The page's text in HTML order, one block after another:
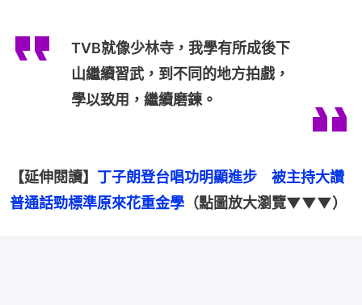
TVB就像少林寺，我學有所成後下
山繼續習武，到不同的地方拍戲，
學以致用，繼續磨鍊。
【延伸閱讀】 丁子朗登台唱功明顯進步　被主持大讚
普通話勁標準原來花重金學 （點圖放大瀏覽▼▼▼）